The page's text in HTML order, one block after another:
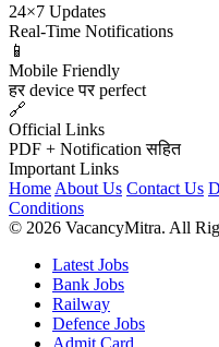
24×7 Updates
Real-Time Notifications
📱
Mobile Friendly
हर device पर perfect
🔗
Official Links
PDF + Notification सहित
Important Links
Home About Us Contact Us
Conditions
© 2026 VacancyMitra. All
Latest Jobs
Bank Jobs
Railway
Defence Jobs
Admit Card